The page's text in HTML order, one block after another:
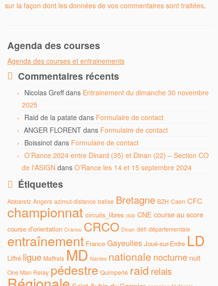
sur la façon dont les données de vos commentaires sont traitées.
Agenda des courses
Agenda des courses et entrainements
Commentaires récents
Nicolas Greffdans Entrainement du dimanche 30 novembre
2025
Raid de la patate dans Formulaire de contact
ANGER FLORENT dans Formulaire de contact
Boissinot dans Formulaire de contact
O’Rance 2024 entre Dinard (35) et Dinan (22) – Section CO
de l'ASIGN dans O’Rance les 14 et 15 septembre 2024
Étiquettes
Abbaretz Angers azimut-distance balise Bretagne BZH Caen CFC
championnat circuits_libres club CNE course au score
course d'orientation Cranou CRCO Dinan défi départementale
entraînement France Gayeulles Joué-sur-Erdre LD
Liffré ligue Maffrais MD Nantes nationale nocturne nuit
One Man Relay pédestre Quimperlé raid relais